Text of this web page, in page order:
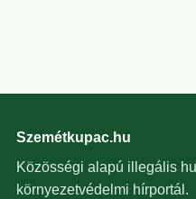
Szemétkupac.hu
Közösségi alapú illegális
környezetvédelmi hírportál.